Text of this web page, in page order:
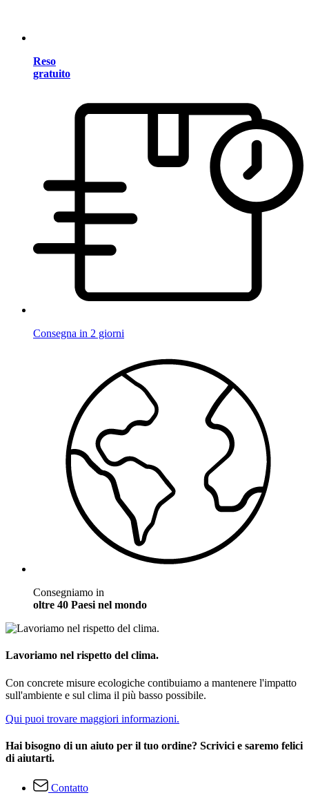
Reso
gratuito
Consegna in 2 giorni
Consegniamo in
oltre 40 Paesi nel mondo
Lavoriamo nel rispetto del clima.
Con concrete misure ecologiche contibuiamo a mantenere l'impatto
sull'ambiente e sul clima il più basso possibile.
Qui puoi trovare maggiori informazioni.
Hai bisogno di un aiuto per il tuo ordine? Scrivici e saremo felici
di aiutarti.
Contatto